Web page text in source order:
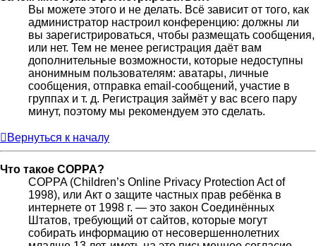
Вы можете этого и не делать. Всё зависит от того, как
администратор настроил конференцию: должны ли
вы зарегистрироваться, чтобы размещать сообщения,
или нет. Тем не менее регистрация даёт вам
дополнительные возможности, которые недоступны
анонимным пользователям: аватары, личные
сообщения, отправка email-сообщений, участие в
группах и т. д. Регистрация займёт у вас всего пару
минут, поэтому мы рекомендуем это сделать.
Вернуться к началу
Что такое COPPA?
COPPA (Children’s Online Privacy Protection Act of
1998), или Акт о защите частных прав ребёнка в
интернете от 1998 г. — это закон Соединённых
Штатов, требующий от сайтов, которые могут
собирать информацию от несовершеннолетних